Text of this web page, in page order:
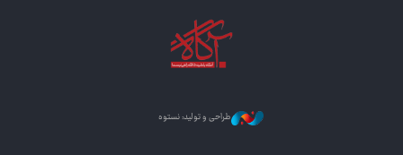
طراحی و تولید: نستوه